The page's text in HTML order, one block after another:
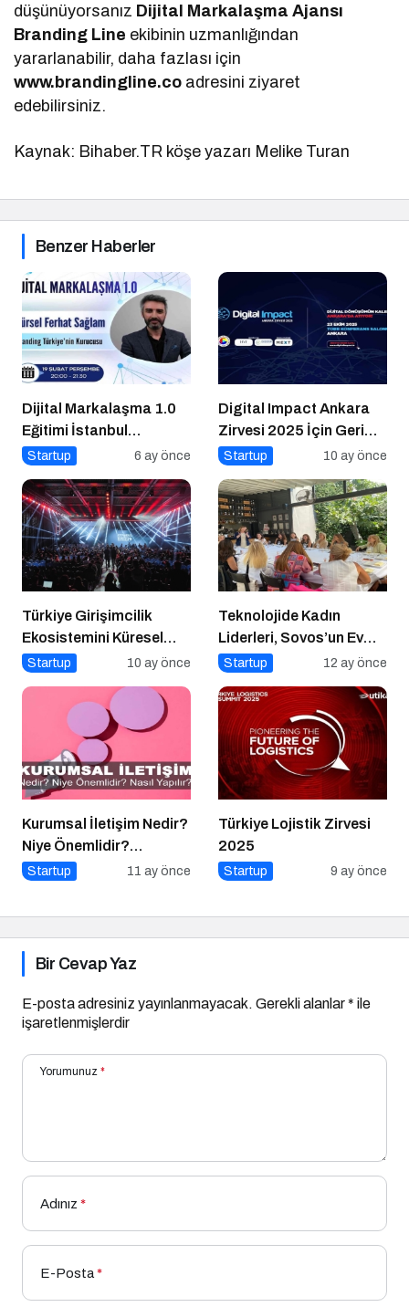
düşünüyorsanız Dijital Markalaşma Ajansı
Branding Line ekibinin uzmanlığından
yararlanabilir, daha fazlası için
www.brandingline.co adresini ziyaret
edebilirsiniz.
Kaynak: Bihaber.TR köşe yazarı Melike Turan
Benzer Haberler
Dijital Markalaşma 1.0
Eğitimi İstanbul
Üniversitesi’nde
Startup 6 ay önce
Digital Impact Ankara
Zirvesi 2025 İçin Geri
Sayım!
Startup 10 ay önce
Türkiye Girişimcilik
Ekosistemini Küresel
Sahneye Taşıyan
Startup 10 ay önce
Teknolojide Kadın
Liderleri, Sovos’un Ev
Sahipliğinde Bir Araya
Startup 12 ay önce
Kurumsal İletişim Nedir?
Niye Önemlidir?
Kurumsal İletişim Nasıl
Startup 11 ay önce
Türkiye Lojistik Zirvesi
2025
Startup 9 ay önce
Bir Cevap Yaz
E-posta adresiniz yayınlanmayacak. Gerekli alanlar* ile
işaretlenmişlerdir
Yorumunuz *
Adınız *
E-Posta*